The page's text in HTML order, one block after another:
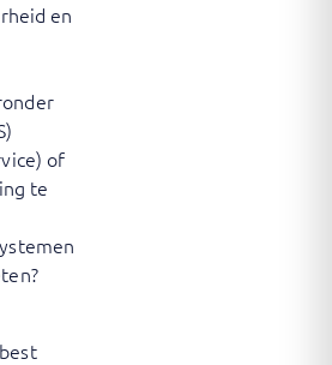
en
of
te